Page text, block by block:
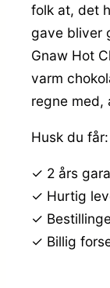
folk at, det
gave bliver
Gnaw Hot
varm
regne med,
Husk du får:
✓ 2 års
✓ Hurtig
✓
✓ Billig